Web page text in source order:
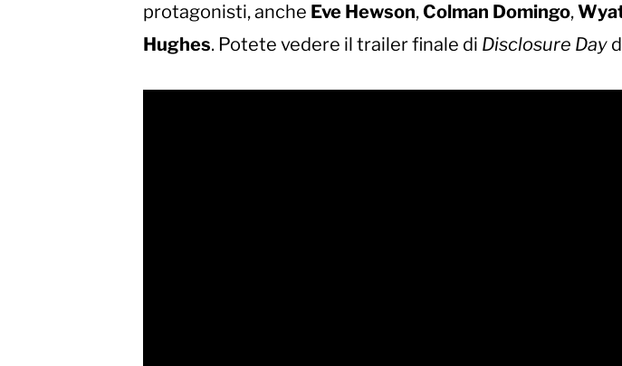
protagonisti, anche Eve Hewson,Colman Domingo,
Hughes. Potete vedere il trailer finale di Disclosure Day